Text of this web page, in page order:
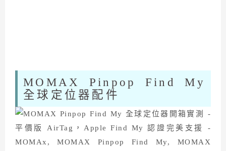
MOMAX Pinpop Find My
全球定位器配件